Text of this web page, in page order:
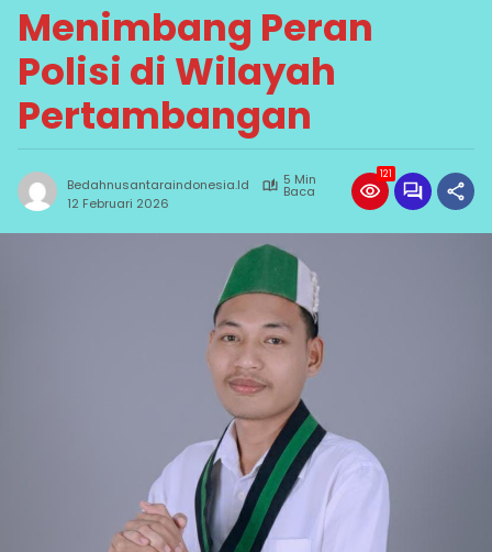
Menimbang Peran
Polisi di Wilayah
Pertambangan
Bedahnusantaraindonesia.id 5 Min
Baca
12 Februari 2026
121